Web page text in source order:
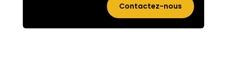
Contactez-nous